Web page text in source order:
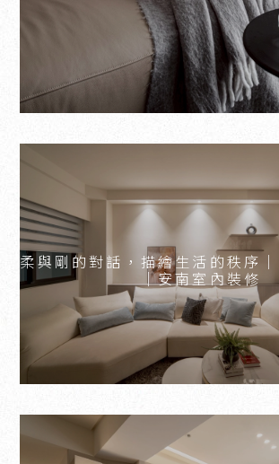
柔與剛的對話，描繪生活的秩序
｜安南室內裝修